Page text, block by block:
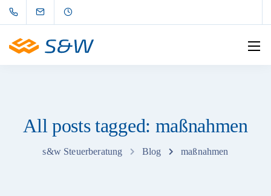
All posts tagged: maßnahmen
s&w Steuerberatung Blog maßnahmen